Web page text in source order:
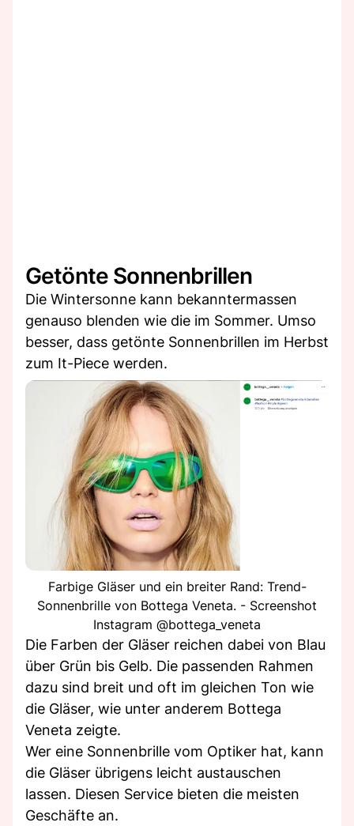
Getönte Sonnenbrillen
Die Wintersonne kann bekanntermassen
genauso blenden wie die im Sommer. Umso
besser, dass getönte Sonnenbrillen im Herbst
zum It-Piece werden.
Farbige Gläser und ein breiter Rand: Trend-
Sonnenbrille von Bottega Veneta. - Screenshot
Instagram @bottega_veneta
Die Farben der Gläser reichen dabei von Blau
über Grün bis Gelb. Die passenden Rahmen
dazu sind breit und oft im gleichen Ton wie
die Gläser, wie unter anderem Bottega
Veneta zeigte.
Wer eine Sonnenbrille vom Optiker hat, kann
die Gläser übrigens leicht austauschen
lassen. Diesen Service bieten die meisten
Geschäfte an.